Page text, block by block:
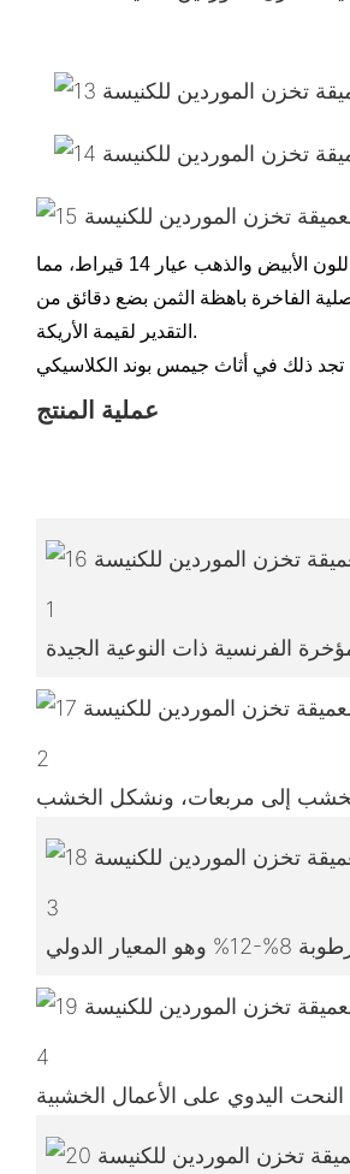
إذا كنت تعيش في المساحة الرائعة الخاصة بك، فقدّر الأثاث الدقيق والفني وتذوق حركة الحياة البسيطة ببطء! يتطابق اللون الأحمر النبيل مع الخشب الصلب باللون الأبيض والذهب عيار 14 قيراط، مما
الفاخرة باهظة الثمن بضع دقائق من
التقدير لقيمة الأريكة.
عملية المنتج
1
الفرنسية ذات النوعية الجيدة
2
إلى مربعات، ونشكل الخشب
3
4
اليدوي على الأعمال الخشبية